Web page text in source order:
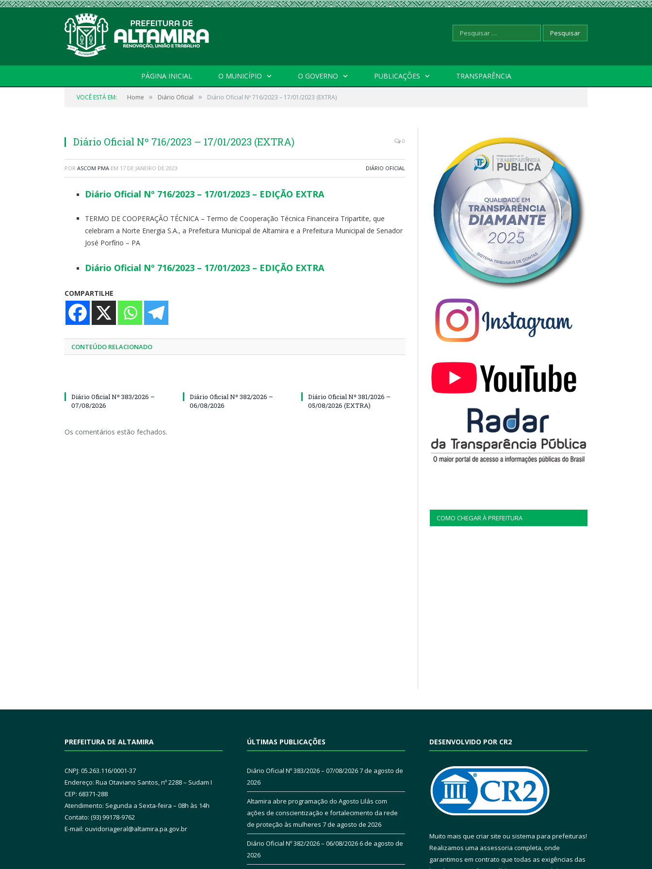
Pesquisar
PÁGINA INICIAL O MUNICÍPIO O GOVERNO PUBLICAÇÕES TRANSPARÊNCIA
VOCÊ ESTÁ EM: Home » Diário Oficial » Diário Oficial Nº 716/2023 – 17/01/2023 (EXTRA)
Diário Oficial Nº 716/2023 – 17/01/2023 (EXTRA) 0
POR ASCOM PMA EM 17 DE JANEIRO DE 2023 DIÁRIO OFICIAL
Diário Oficial Nº 716/2023 – 17/01/2023 – EDIÇÃO EXTRA
TERMO DE COOPERAÇÃO TÉCNICA – Termo de Cooperação Técnica Financeira Tripartite, que
celebram a Norte Energia S.A., a Prefeitura Municipal de Altamira e a Prefeitura Municipal de Senador
José Porfírio – PA
Diário Oficial Nº 716/2023 – 17/01/2023 – EDIÇÃO EXTRA
COMPARTILHE
CONTEÚDO RELACIONADO
Diário Oficial Nº 383/2026 –
07/08/2026
Diário Oficial Nº 382/2026 –
06/08/2026
Diário Oficial Nº 381/2026 –
05/08/2026 (EXTRA)
Os comentários estão fechados.
COMO CHEGAR À PREFEITURA
PREFEITURA DE ALTAMIRA
CNPJ: 05.263.116/0001-37
Endereço: Rua Otaviano Santos, nº 2288 – Sudam I
CEP: 68371-288
Atendimento: Segunda a Sexta-feira – 08h às 14h
Contato: (93) 99178-9762
E-mail: ouvidoriageral@altamira.pa.gov.br
ÚLTIMAS PUBLICAÇÕES
Diário Oficial Nº 383/2026 – 07/08/20267 de agosto de
2026
Altamira abre programação do Agosto Lilás com
ações de conscientização e fortalecimento da rede
de proteção às mulheres 7 de agosto de 2026
Diário Oficial Nº 382/2026 – 06/08/20266 de agosto de
2026
DESENVOLVIDO POR CR2
Muito mais que criar site ou sistema para prefeituras!
Realizamos uma assessoria completa, onde
garantimos em contrato que todas as exigências das